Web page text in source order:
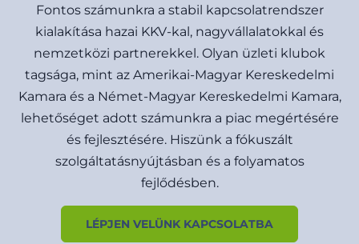
Fontos számunkra a stabil kapcsolatrendszer
kialakítása hazai KKV-kal, nagyvállalatokkal és
nemzetközi partnerekkel. Olyan üzleti klubok
tagsága, mint az Amerikai-Magyar Kereskedelmi
Kamara és a Német-Magyar Kereskedelmi Kamara,
lehetőséget adott számunkra a piac megértésére
és fejlesztésére. Hiszünk a fókuszált
szolgáltatásnyújtásban és a folyamatos
fejlődésben.
LÉPJEN VELÜNK KAPCSOLATBA